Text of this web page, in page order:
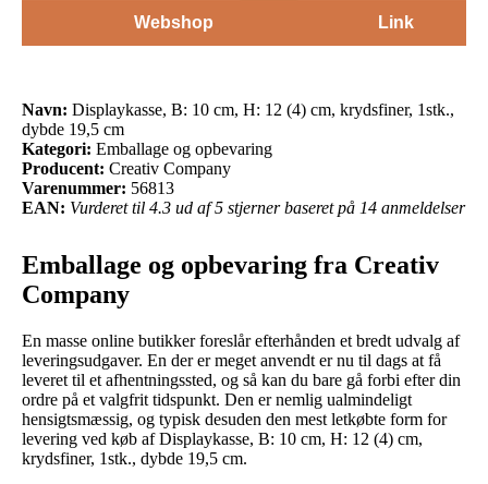
Webshop
Link
Navn: Displaykasse, B: 10 cm, H: 12 (4) cm, krydsfiner, 1stk.,
dybde 19,5 cm
Kategori: Emballage og opbevaring
Producent: Creativ Company
Varenummer: 56813
EAN: Vurderet til 4.3 ud af 5 stjerner baseret på 14 anmeldelser
Emballage og opbevaring fra Creativ
Company
En masse online butikker foreslår efterhånden et bredt udvalg af
leveringsudgaver. En der er meget anvendt er nu til dags at få
leveret til et afhentningssted, og så kan du bare gå forbi efter din
ordre på et valgfrit tidspunkt. Den er nemlig ualmindeligt
hensigtsmæssig, og typisk desuden den mest letkøbte form for
levering ved køb af Displaykasse, B: 10 cm, H: 12 (4) cm,
krydsfiner, 1stk., dybde 19,5 cm.